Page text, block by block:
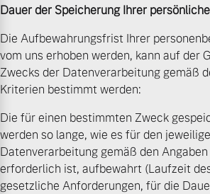
Dauer der Speicherung Ihrer
Die Aufbewahrungsfrist Ihrer
vom uns erhoben werden, kann auf der
Zwecks der Datenverarbeitung gemäß
Kriterien bestimmt werden:
Die für einen bestimmten Zweck
werden so lange, wie es für den
Datenverarbeitung gemäß den
erforderlich ist, aufbewahrt (Laufzeit
gesetzliche Anforderungen, für die